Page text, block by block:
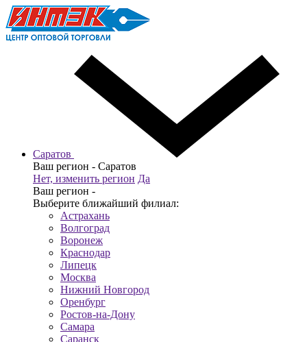
Саратов
Ваш регион - Саратов
Нет, изменить регион Да
Ваш регион -
Выберите ближайший филиал:
Астрахань
Волгоград
Воронеж
Краснодар
Липецк
Москва
Нижний Новгород
Оренбург
Ростов-на-Дону
Самара
Саранск